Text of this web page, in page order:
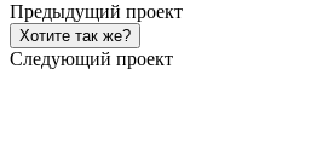
Предыдущий проект
Хотите так же?
Следующий проект